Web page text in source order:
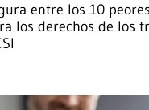
entre los 10
los derechos de los